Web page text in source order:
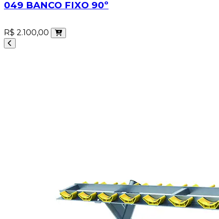
049 BANCO FIXO 90º
R$ 2.100,00